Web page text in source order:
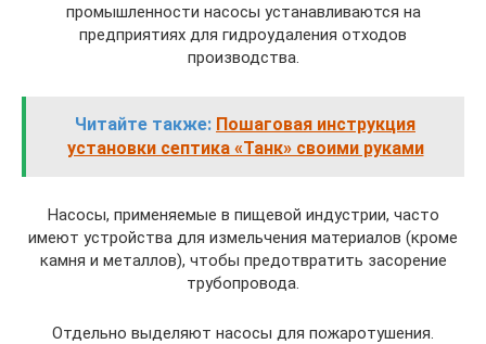
промышленности насосы устанавливаются на
предприятиях для гидроудаления отходов
производства.
Читайте также: Пошаговая инструкция
установки септика «Танк» своими руками
Насосы, применяемые в пищевой индустрии, часто
имеют устройства для измельчения материалов (кроме
камня и металлов), чтобы предотвратить засорение
трубопровода.
Отдельно выделяют насосы для пожаротушения.